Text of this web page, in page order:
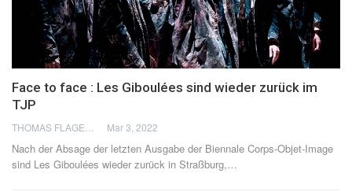
Face to face : Les Giboulées sind wieder zurück im
TJP
Mar 3, 2022
Nach der Absage der letzten Ausgabe der Biennale Corps-Objet-Image
sind Les Giboulées wieder zurück in Straßburg, …